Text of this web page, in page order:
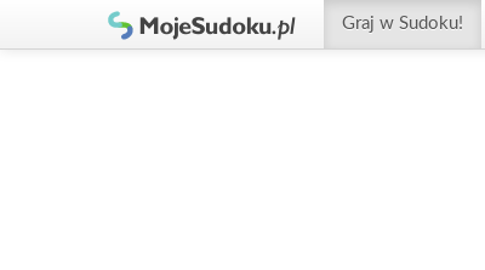
Graj w Sudoku!